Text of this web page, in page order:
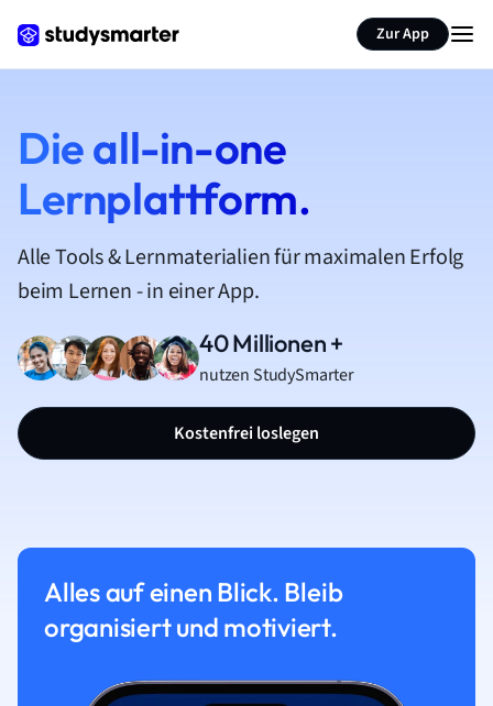
Zur App
Die all-in-one
Lernplattform.
Alle Tools & Lernmaterialien für maximalen Erfolg
beim Lernen - in einer App.
40 Millionen +
nutzen StudySmarter
Kostenfrei loslegen
Alles auf einen Blick. Bleib
organisiert und motiviert.